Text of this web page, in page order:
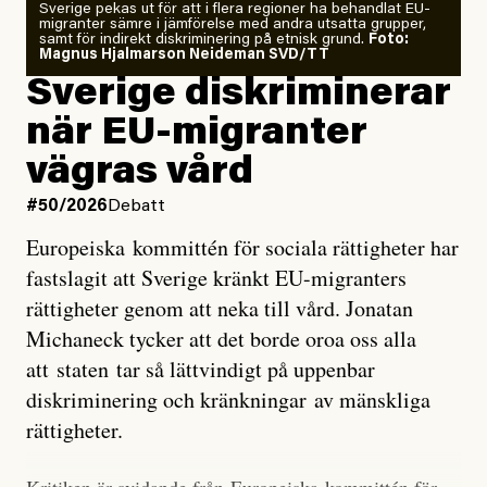
analyserat hur de olika klimatmodellerna bedömer
läget för hur den begynnande El Niño-händelsen ska
utveckla sig. El Niño är ett återkommande
väderfenomen som uppstår när havsvattnet i delar av
Stilla havet blir ovanligt varmt. Det påverkar vädret
över stora delar av världen och under
forskare allt oftare varnat för att den här El Niñon
Det verkar vara en underdrift, menar nu Zeke
Hausfather.
”Det ser ut som att årets El Niño inte bara med stor
sannolikhet kommer att bli den starkaste sedan
tillförlitliga mätningar inleddes – den kan till och med
Sverige pekas ut för att i flera regioner ha behandlat EU-
migranter sämre i jämförelse med andra utsatta grupper,
samt för indirekt diskriminering på etnisk grund. Foto:
Magnus Hjalmarson Neideman SVD/TT
Sverige diskriminerar
när EU-migranter
vägras vård
#50/2026Debatt
Europeiska kommittén för sociala rättigheter har
fastslagit att Sverige kränkt EU-migranters
rättigheter genom att neka till vård. Jonatan
Michaneck tycker att det borde oroa oss alla
att staten tar så lättvindigt på uppenbar
diskriminering och kränkningar av mänskliga
rättigheter.